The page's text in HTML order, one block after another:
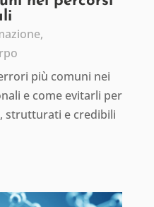
,
più comuni nei
e come evitarli per
strutturati e credibili